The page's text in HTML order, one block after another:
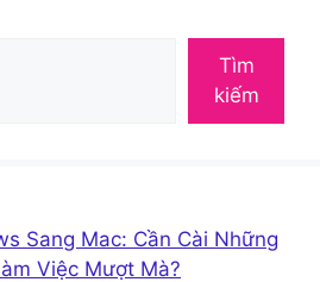
Tìm
kiếm
Sang Mac: Cần Cài Những
Việc Mượt Mà?